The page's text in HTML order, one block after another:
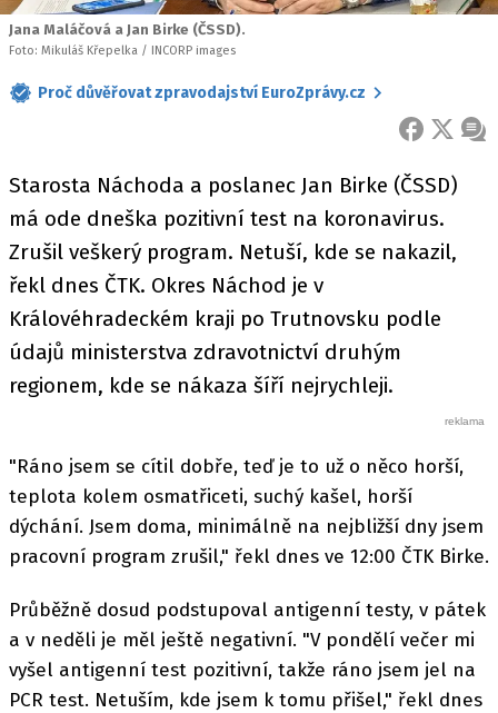
Jana Maláčová a Jan Birke (ČSSD).
Foto: Mikuláš Křepelka / INCORP images
Proč důvěřovat zpravodajství EuroZprávy.cz
FACEBOOK
X
Starosta Náchoda a poslanec Jan Birke (ČSSD)
má ode dneška pozitivní test na koronavirus.
Zrušil veškerý program. Netuší, kde se nakazil,
řekl dnes ČTK. Okres Náchod je v
Královéhradeckém kraji po Trutnovsku podle
údajů ministerstva zdravotnictví druhým
regionem, kde se nákaza šíří nejrychleji.
"Ráno jsem se cítil dobře, teď je to už o něco horší,
teplota kolem osmatřiceti, suchý kašel, horší
dýchání. Jsem doma, minimálně na nejbližší dny jsem
pracovní program zrušil," řekl dnes ve 12:00 ČTK Birke.
Průběžně dosud podstupoval antigenní testy, v pátek
a v neděli je měl ještě negativní. "V pondělí večer mi
vyšel antigenní test pozitivní, takže ráno jsem jel na
PCR test. Netuším, kde jsem k tomu přišel," řekl dnes